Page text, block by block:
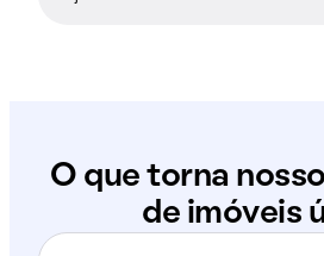
O que torna
de imóveis